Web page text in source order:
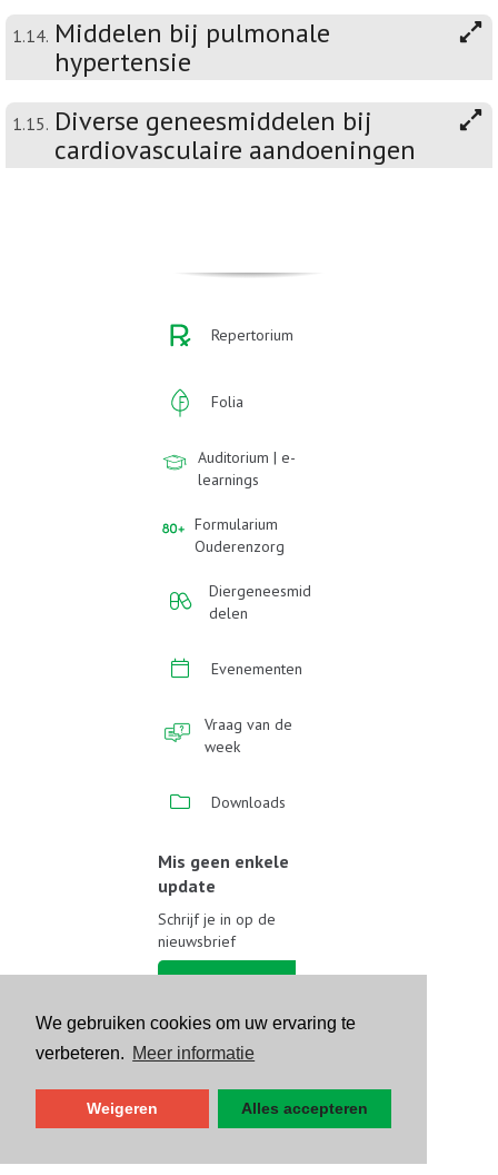
We gebruiken cookies om uw ervaring te
verbeteren. Meer informatie
Weigeren Alles accepteren
1.14. Middelen bij pulmonale
hypertensie
1.15. Diverse geneesmiddelen bij
cardiovasculaire aandoeningen
Repertorium
Folia
Auditorium | e-
learnings
Formularium
Ouderenzorg
Diergeneesmid
delen
Evenementen
Vraag van de
week
Downloads
Mis geen enkele
update
Schrijf je in op de
nieuwsbrief
Volg ons op sociale media